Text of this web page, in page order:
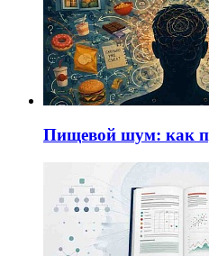
Пищевой шум: как